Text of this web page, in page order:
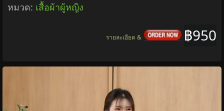
หมวด: เสื้อผ้าผู้หญิง
฿950
รายละเอียด &